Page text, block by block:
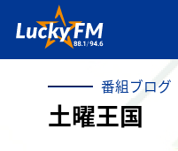
番組ブログ
土曜王国